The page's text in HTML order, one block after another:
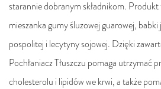
starannie dobranym składnikom.
mieszanka gumy śluzowej guarowej,
pospolitej i lecytyny sojowej. Dzięki
Pochłaniacz Tłuszczu pomaga utrzymać
cholesterolu i lipidów we krwi, a także